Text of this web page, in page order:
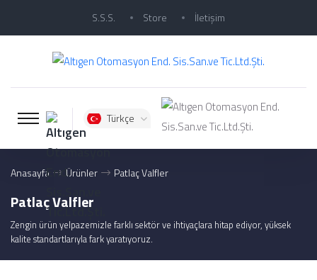
S.S.S. Store İletişim
Türkçe
Anasayfa Ürünler Patlaç Valfler
Patlaç Valfler
Zengin ürün yelpazemizle farklı sektör ve ihtiyaçlara hitap ediyor, yüksek
kalite standartlarıyla fark yaratıyoruz.